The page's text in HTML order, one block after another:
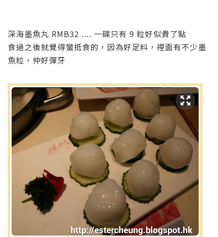
深海墨魚丸 RMB32 .... 一碟只有 9 粒好似貴了點
食過之後就覺得蠻抵食的，因為好足料，裡面有不少墨
魚粒，仲好彈牙